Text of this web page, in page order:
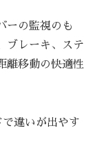
ーの監視のも
ブレーキ、ステ
離移動の快適性
違いが出やす